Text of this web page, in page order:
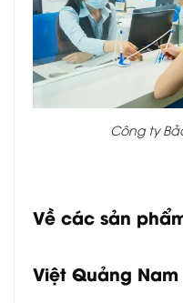
Công ty
Về các sản
Việt Quảng Nam